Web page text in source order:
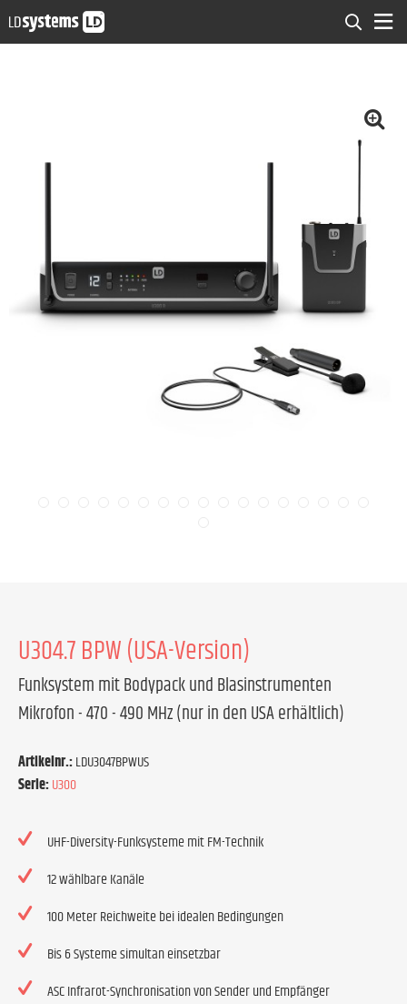
U304.7 BPW (USA-Version)
Funksystem mit Bodypack und Blasinstrumenten
Mikrofon - 470 - 490 MHz (nur in den USA erhältlich)
Artikelnr.:LDU3047BPWUS
Serie:U300
UHF-Diversity-Funksysteme mit FM-Technik
12 wählbare Kanäle
100 Meter Reichweite bei idealen Bedingungen
Bis 6 Systeme simultan einsetzbar
ASC Infrarot-Synchronisation von Sender und Empfänger